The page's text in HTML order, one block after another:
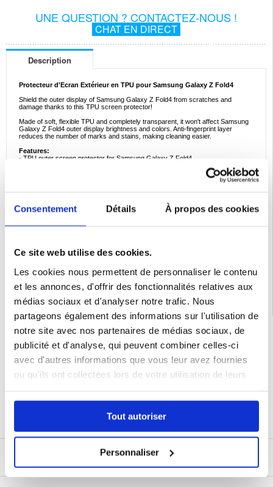
Consentement Détails À propos des cookies
Ce site web utilise des cookies.
Les cookies nous permettent de personnaliser le contenu
et les annonces, d'offrir des fonctionnalités relatives aux
médias sociaux et d'analyser notre trafic. Nous
partageons également des informations sur l'utilisation de
notre site avec nos partenaires de médias sociaux, de
publicité et d'analyse, qui peuvent combiner celles-ci
avec d'autres informations que vous leur avez fournies
ou qu'ils ont collectées lors de votre utilisation de leurs
Tout autoriser
Personnaliser
UNE QUESTION ? CONTACTEZ-NOUS !
CHAT EN DIRECT
Description
Protecteur d'Ecran Extérieur en TPU pour Samsung Galaxy Z Fold4
Shield the outer display of Samsung Galaxy Z Fold4 from scratches and
damage thanks to this TPU screen protector!
Made of soft, flexible TPU and completely transparent, it won't affect Samsung
Galaxy Z Fold4 outer display brightness and colors. Anti-fingerprint layer
reduces the number of marks and stains, making cleaning easier.
Features:
- TPU outer screen protector for Samsung Galaxy Z Fold4
- No affection for Samsung Galaxy Z Fold4 outer display brightness
Catégories associées:Accessoires téléphone
LIVRAISON RAPIDE
7 % DE RÉDUCTION
CHAT EN DIRECT :
LUN - VEN 10H - 22H
ÉCRIRE UN AVIS